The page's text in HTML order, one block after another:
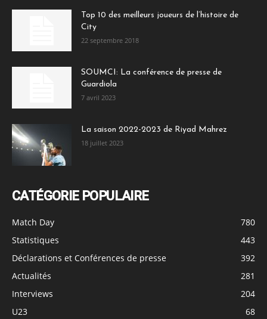
Top 10 des meilleurs joueurs de l’histoire de
City
22 septembre 2018
SOUMCI: La conférence de presse de
Guardiola
7 avril 2023
La saison 2022-2023 de Riyad Mahrez
18 juillet 2023
CATÉGORIE POPULAIRE
Match Day
780
Statistiques
443
Déclarations et Conférences de presse
392
Actualités
281
Interviews
204
U23
68